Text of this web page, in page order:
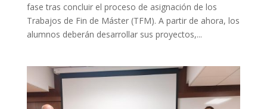
fase tras concluir el proceso de asignación de los
Trabajos de Fin de Máster (TFM). A partir de ahora, los
alumnos deberán desarrollar sus proyectos,...